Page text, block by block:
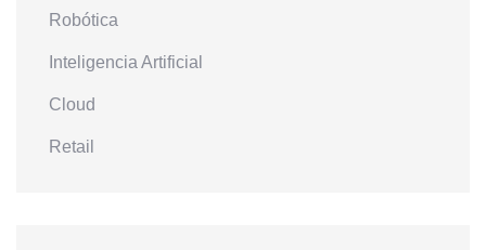
Robótica
Inteligencia Artificial
Cloud
Retail